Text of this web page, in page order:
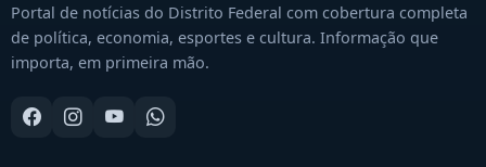
Portal de notícias do Distrito Federal com cobertura completa
de política, economia, esportes e cultura. Informação que
importa, em primeira mão.